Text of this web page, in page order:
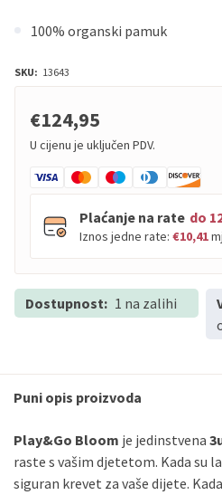
100% organski pamuk
SKU: 13643
€124,95
U cijenu je uključen PDV.
Plaćanje na rate do
Iznos jedne rate: €10,41
PBZ
Visa
Erste
Maestro
Erste
Sve banke Visa
Dostupnost: 1 na zalihi
Puni opis proizvoda
Play&Go Bloom je jedinstvena
raste s vašim djetetom. Kada su
siguran krevet za vaše dijete.